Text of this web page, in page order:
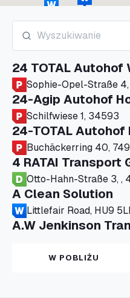
24 TOTAL Autohof
Sophie-Opel-Straße
24-Agip Autohof
Schilfwiese 1, 34593
24-TOTAL Autohof
Buchäckerring 40,
4 RATAI Transport
A Clean Solution
Littlefair Road, HU9
A.W Jenkinson
Progress House,
A+G Nettetal -
Am Panneschopp 7,
W POBLIŻU